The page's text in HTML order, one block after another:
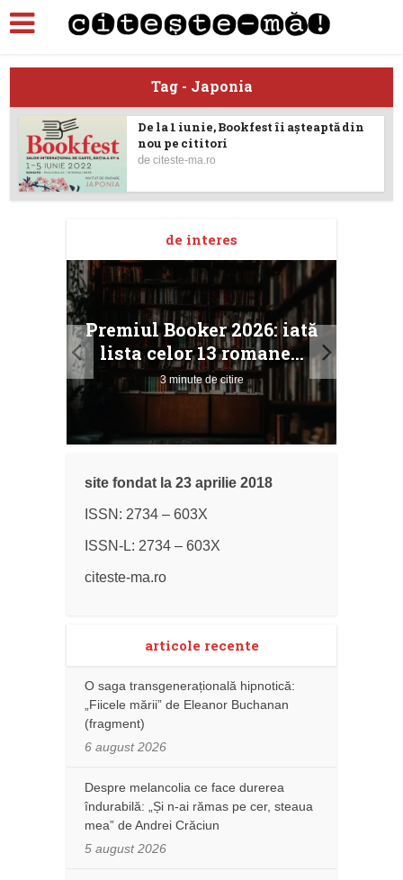
Tag - Japonia
De la 1 iunie, Bookfest îi așteaptă din
nou pe cititori
deciteste-ma.ro
de interes
Premiul Booker 2026: iată
lista celor 13 romane...
3 minute de citire
site fondat la 23 aprilie 2018
ISSN: 2734 – 603X
ISSN-L: 2734 – 603X
citeste-ma.ro
articole recente
O saga transgenerațională hipnotică:
„Fiicele mării” de Eleanor Buchanan
(fragment)
6 august 2026
Despre melancolia ce face durerea
îndurabilă: „Și n-ai rămas pe cer, steaua
mea” de Andrei Crăciun
5 august 2026